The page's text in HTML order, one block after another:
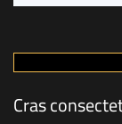
Cras